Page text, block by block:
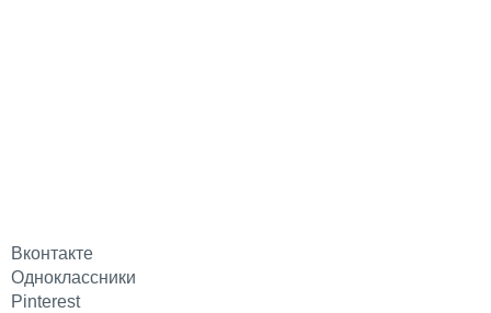
Вконтакте
Одноклассники
Pinterest